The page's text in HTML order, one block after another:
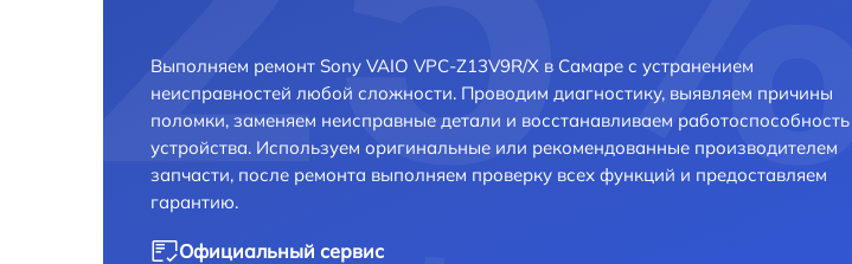
Выполняем ремонт Sony VAIO VPC-Z13V9R/X в Самаре с устранением
неисправностей любой сложности. Проводим диагностику, выявляем причины
поломки, заменяем неисправные детали и восстанавливаем работоспособность
устройства. Используем оригинальные или рекомендованные производителем
запчасти, после ремонта выполняем проверку всех функций и предоставляем
гарантию.
Официальный сервис